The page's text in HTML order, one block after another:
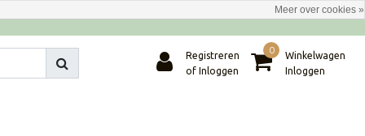
Registreren
of Inloggen
0
Winkelwagen
Inloggen
Meer over cookies »